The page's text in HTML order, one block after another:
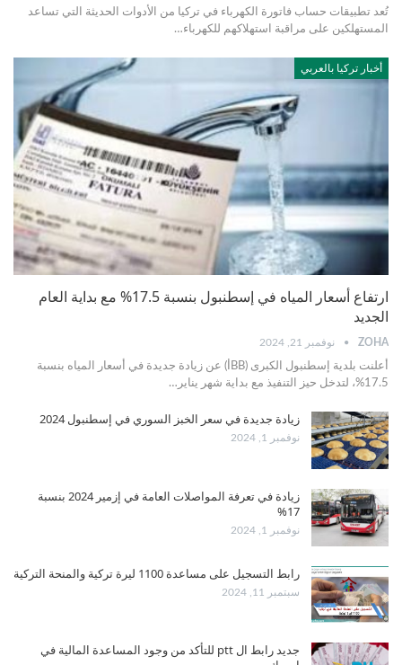
تُعد تطبيقات حساب فاتورة الكهرباء في تركيا من الأدوات الحديثة التي تساعد
المستهلكين على مراقبة استهلاكهم للكهرباء…
أخبار تركيا بالعربي
ارتفاع أسعار المياه في إسطنبول بنسبة 17.5% مع بداية العام
الجديد
ZOHA نوفمبر 21, 2024
أعلنت بلدية إسطنبول الكبرى (İBB) عن زيادة جديدة في أسعار المياه بنسبة
17.5%، لتدخل حيز التنفيذ مع بداية شهر يناير
…
زيادة جديدة في سعر الخبز السوري في إسطنبول 2024
نوفمبر 1, 2024
زيادة في تعرفة المواصلات العامة في إزمير 2024 بنسبة
17%
نوفمبر 1, 2024
رابط التسجيل على مساعدة 1100 ليرة تركية والمنحة التركية
سبتمبر 11, 2024
جديد رابط ال ptt للتأكد من وجود المساعدة المالية في